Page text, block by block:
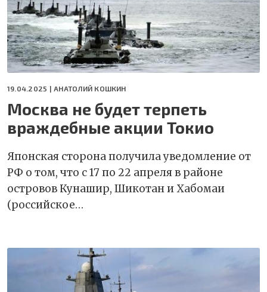
19.04.2025 |АНАТОЛИЙ КОШКИН
Москва не будет терпеть
враждебные акции Токио
Японская сторона получила уведомление от
РФ о том, что с 17 по 22 апреля в районе
островов Кунашир, Шикотан и Хабомаи
(российское…